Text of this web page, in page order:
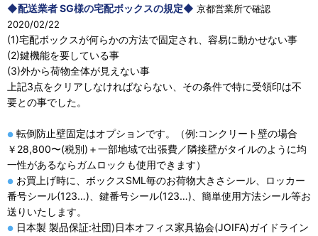
◆配送業者 SG様の宅配ボックスの規定◆ 京都営業所で確認
2020/02/22
(1)宅配ボックスが何らかの方法で固定され、容易に動かせない事
(2)鍵機能を要している事
(3)外から荷物全体が見えない事
上記3点をクリアしなければならない、その条件で特に受領印は不
要との事でした。
● 転倒防止壁固定はオプションです。（例:コンクリート壁の場合
￥28,800〜(税別)＋一部地域で出張費／隣接壁がタイルのように均
一性があるならガムロックも使用できます）
● お買上げ時に、ボックスSML毎のお荷物大きさシール、ロッカー
番号シール(123…)、鍵番号シール(123…)、簡単使用方法シール等お
送りいたします。
● 日本製 製品保証:社団)日本オフィス家具協会(JOIFA)ガイドライン